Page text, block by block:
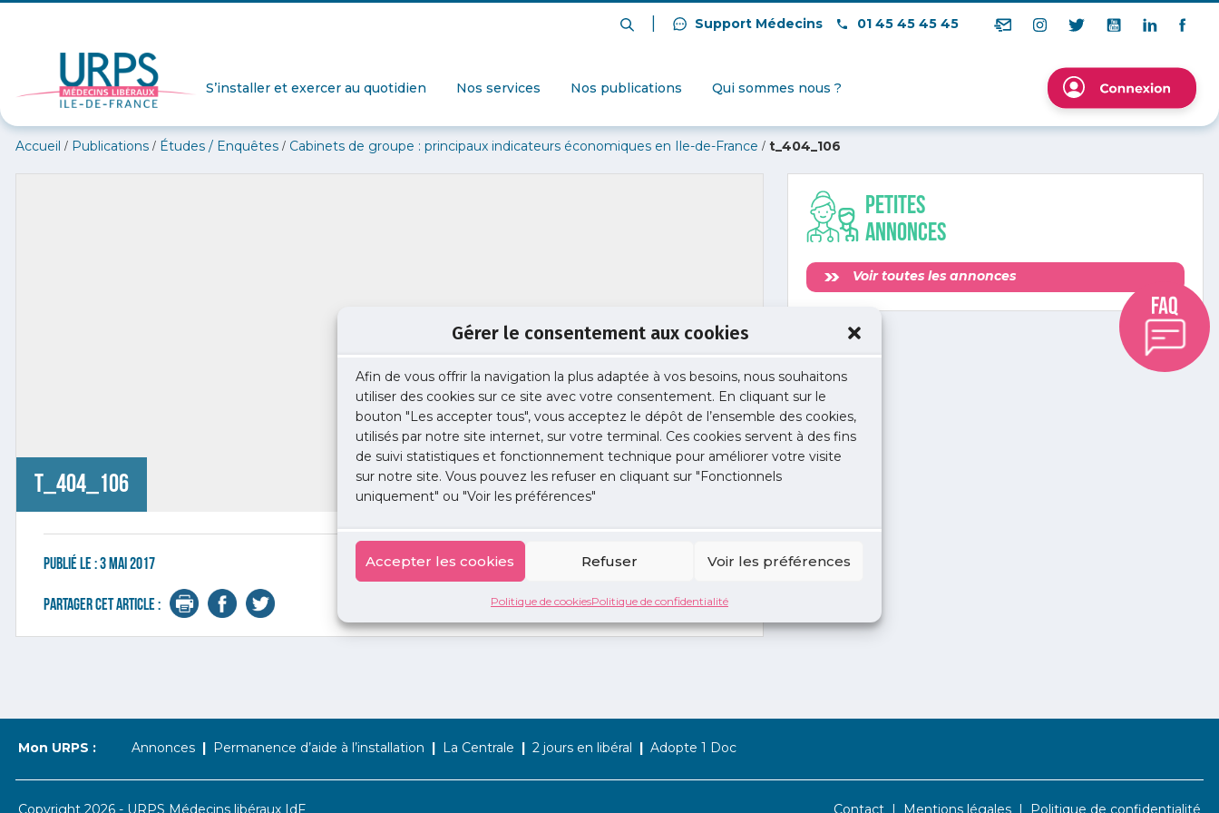
Gérer le consentement aux cookies
Afin de vous offrir la navigation la plus adaptée à vos besoins, nous souhaitons
utiliser des cookies sur ce site avec votre consentement. En cliquant sur le
bouton "Les accepter tous", vous acceptez le dépôt de l’ensemble des cookies,
utilisés par notre site internet, sur votre terminal. Ces cookies servent à des fins
de suivi statistiques et fonctionnement technique pour améliorer votre visite
sur notre site. Vous pouvez les refuser en cliquant sur "Fonctionnels
uniquement" ou "Voir les préférences"
Accepter les cookies Refuser Voir les préférences
Politique de cookiesPolitique de confidentialité
Support Médecins 01 45 45 45 45
S’installer et exercer au quotidien Nos services Nos publications Qui sommes nous ?
Accueil / Publications / Études / Enquêtes / Cabinets de groupe : principaux indicateurs économiques en Ile-de-France / t_404_106
t_404_106
Publié le :3 mai 2017
Partager cet article :
Petites
annonces
Voir toutes les annonces
Mon URPS : Annonces Permanence d’aide à l’installation La Centrale 2 jours en libéral Adopte 1 Doc
Copyright 2026 - URPS Médecins libéraux IdF Contact Mentions légales Politique de confidentialité